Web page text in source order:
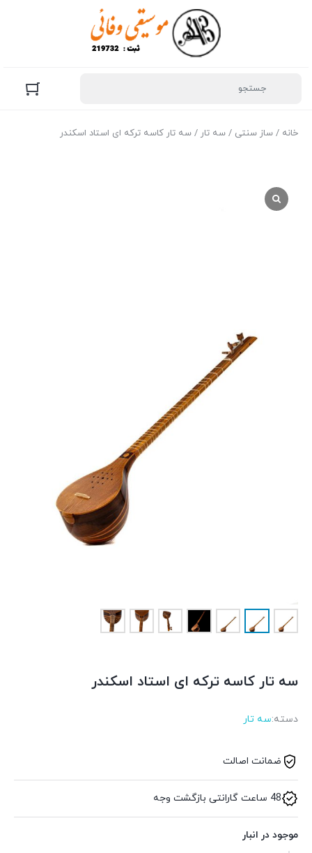
خانه / ساز سنتی / سه تار / سه تار کاسه ترکه ای استاد اسکندر
سه تار کاسه ترکه ای استاد اسکندر
دسته:سه تار
ضمانت اصالت
48 ساعت گارانتی بازگشت وجه
موجود در انبار